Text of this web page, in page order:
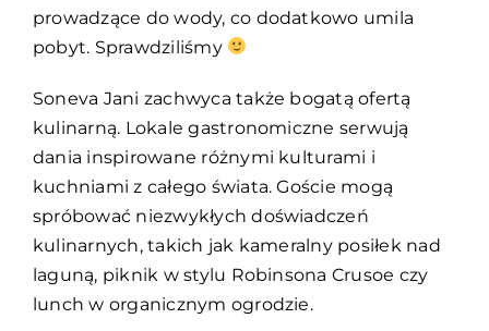
prowadzące do wody, co dodatkowo umila
pobyt. Sprawdziliśmy
Soneva Jani zachwyca także bogatą ofertą
kulinarną. Lokale gastronomiczne serwują
dania inspirowane różnymi kulturami i
kuchniami z całego świata. Goście mogą
spróbować niezwykłych doświadczeń
kulinarnych, takich jak kameralny posiłek nad
laguną, piknik w stylu Robinsona Crusoe czy
lunch w organicznym ogrodzie.